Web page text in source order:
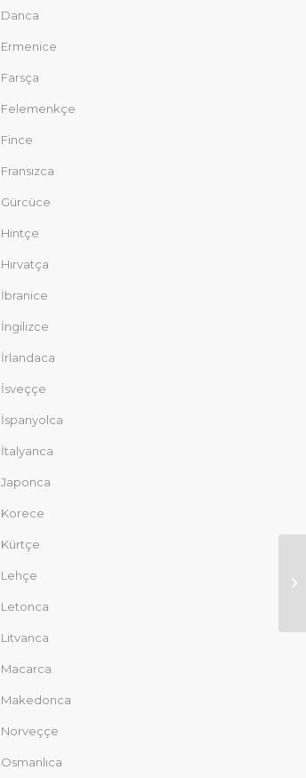
Danca
Ermenice
Farsça
Felemenkçe
Fince
Fransızca
Gürcüce
Hintçe
Hırvatça
İbranice
İngilizce
İrlandaca
İsveççe
İspanyolca
İtalyanca
Japonca
Korece
Kürtçe
Lehçe
Letonca
Litvanca
Macarca
Makedonca
Norveççe
Osmanlıca